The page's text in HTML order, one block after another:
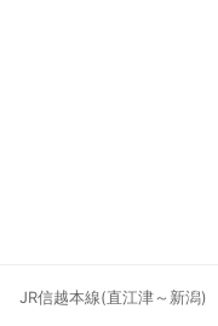
JR信越本線(直江津～新潟)